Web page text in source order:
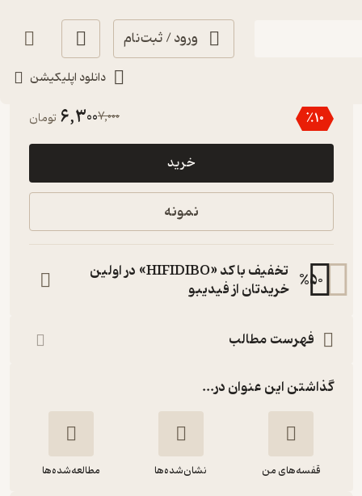
ورود / ثبت‌نام
دانلود اپلیکیشن
٪10
7,000
6,300 تومان
خرید
نمونه
%50
تخفیف با کد «HIFIDIBO» در اولین
خریدتان از فیدیبو
فهرست مطالب
گذاشتن این عنوان در...
قفسه‌های من نشان‌شده‌ها مطالعه‌شده‌ها